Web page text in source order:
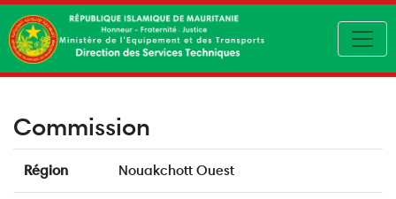
Commission
Région Nouakchott Ouest